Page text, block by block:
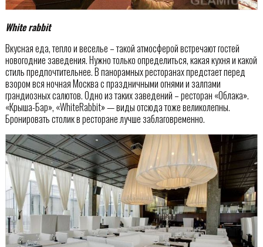
White rabbit
Вкусная еда, тепло и веселье – такой атмосферой встречают гостей
новогодние заведения. Нужно только определиться, какая кухня и какой
стиль предпочтительнее. В панорамных ресторанах предстает перед
взором вся ночная Москва с праздничными огнями и залпами
грандиозных салютов. Одно из таких заведений – ресторан «Облака».
«Крыша-Бар», «WhiteRabbit» — виды отсюда тоже великолепны.
Бронировать столик в ресторане лучше заблаговременно.